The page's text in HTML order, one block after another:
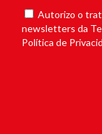
Autorizo o
newsletters da
Política de